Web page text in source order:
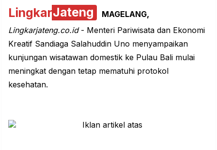
LingkarJateng
MAGELANG,
Lingkarjateng.co.⁯id- Menteri Pariwisata dan Ekonomi
Kreatif Sandiaga Salahuddin Uno menyampaikan
kunjungan wisatawan domestik ke Pulau Bali mulai
meningkat dengan tetap mematuhi protokol
kesehatan.